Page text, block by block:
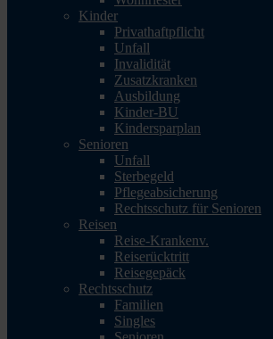
Kinder
Privathaftpflicht
Unfall
Invalidität
Zusatzkranken
Ausbildung
Kinder-BU
Kindersparplan
Senioren
Unfall
Sterbegeld
Pflegeabsicherung
Rechtsschutz für Senioren
Reisen
Reise-Krankenv.
Reiserücktritt
Reisegepäck
Rechtsschutz
Familien
Singles